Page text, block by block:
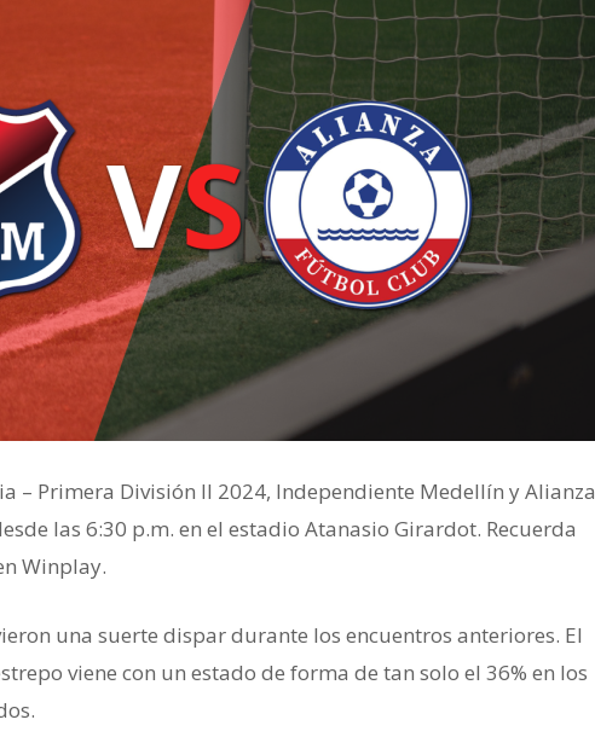
– Primera División II 2024, Independiente Medellín y Alianza
las 6:30 p.m. en el estadio Atanasio Girardot. Recuerda
Winplay.
una suerte dispar durante los encuentros anteriores. El
viene con un estado de forma de tan solo el 36% en los